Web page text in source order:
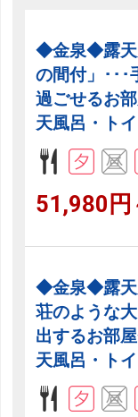
◆金泉◆露天
の間付」･･･
過ごせるお
天風呂・ト
51,980円
◆金泉◆露天
荘のような
出するお部
天風呂・ト